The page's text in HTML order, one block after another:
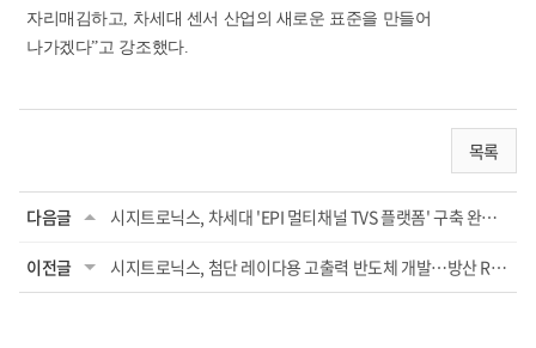
자리매김하고
차세대 센서 산업의 새로운 표준을 만들어
나가겠다”고 강조했다.
목록
다음글 시지트로닉스, 차세대 'EPI 멀티채널 TVS 플랫폼' 구축 완료…'글로벌 시장 정조준'
이전글 시지트로닉스, 첨단 레이다용 고출력 반도체 개발…방산 RF 시장 본격 진출